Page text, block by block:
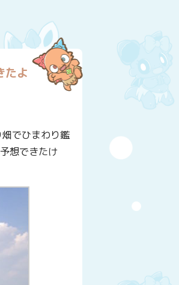
たよ
でひまわり鑑
想できたけ